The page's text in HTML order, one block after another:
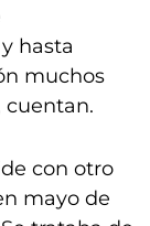
hasta
muchos
cuentan.
con otro
mayo de